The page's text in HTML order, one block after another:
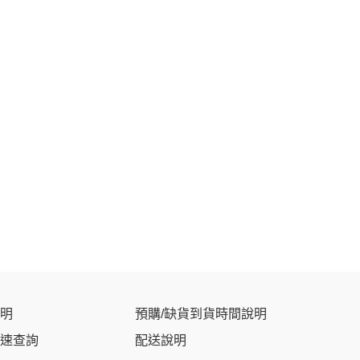
查詢
預購/缺貨到貨時間說明
配送說明